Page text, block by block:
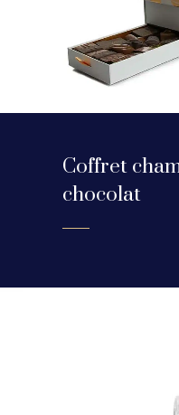
Coffret
chocolat